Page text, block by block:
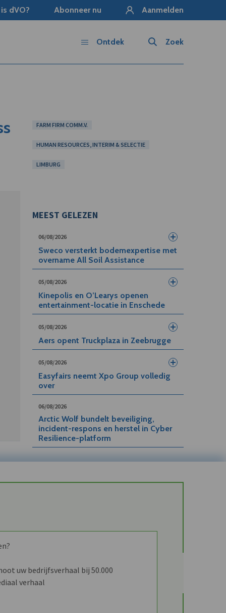
dVO? Abonneer nu Aanmelden
Zoek
Ontdek
FARM FIRM COMM.V.
HUMAN RESOURCES, INTERIM & SELECTIE
LIMBURG
MEEST GELEZEN
06/08/2026
Sweco versterkt bodemexpertise met
overname All Soil Assistance
05/08/2026
Kinepolis en O’Learys openen
entertainment-locatie in Enschede
05/08/2026
Aers opent Truckplaza in Zeebrugge
05/08/2026
Easyfairs neemt Xpo Group volledig
over
06/08/2026
Arctic Wolf bundelt beveiliging,
incident-respons en herstel in Cyber
Resilience-platform
uw bedrijfsverhaal bij 50.000
verhaal